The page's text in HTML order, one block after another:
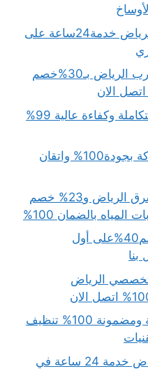
كشف تسربات المياه جنوب الرياض خدمة24ساعة على
شركة كشف تسربات المياه غرب الرياض بـ30%خصم
شركة تنظيف بالدلم خدمات متكاملة وكفاءة عالية 99%
سباك الرياض..افضل فني سباكة بجودة100% واتقان
شركة كشف تسربات المياه شرق الرياض و23% خصم
بالضمان 100%
شركة رش دفان بالرياض..خصم40%على أول
الرياض
شركة تنظيف بالقويعية رخيصة ومضمونة 100% تنظيف
كشف تسربات المياه لبن الرياض خدمة 24 ساعة في